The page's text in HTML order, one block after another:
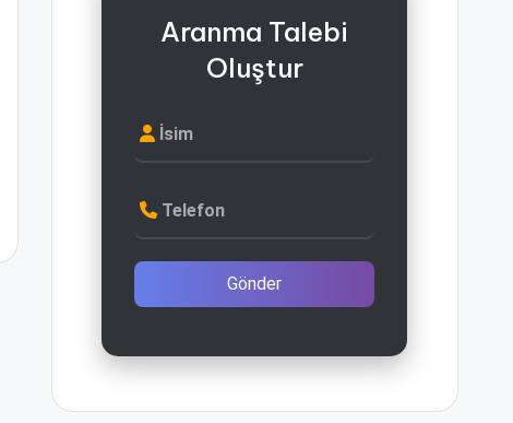
Aranma Talebi
Oluştur
İsim
Telefon
Gönder